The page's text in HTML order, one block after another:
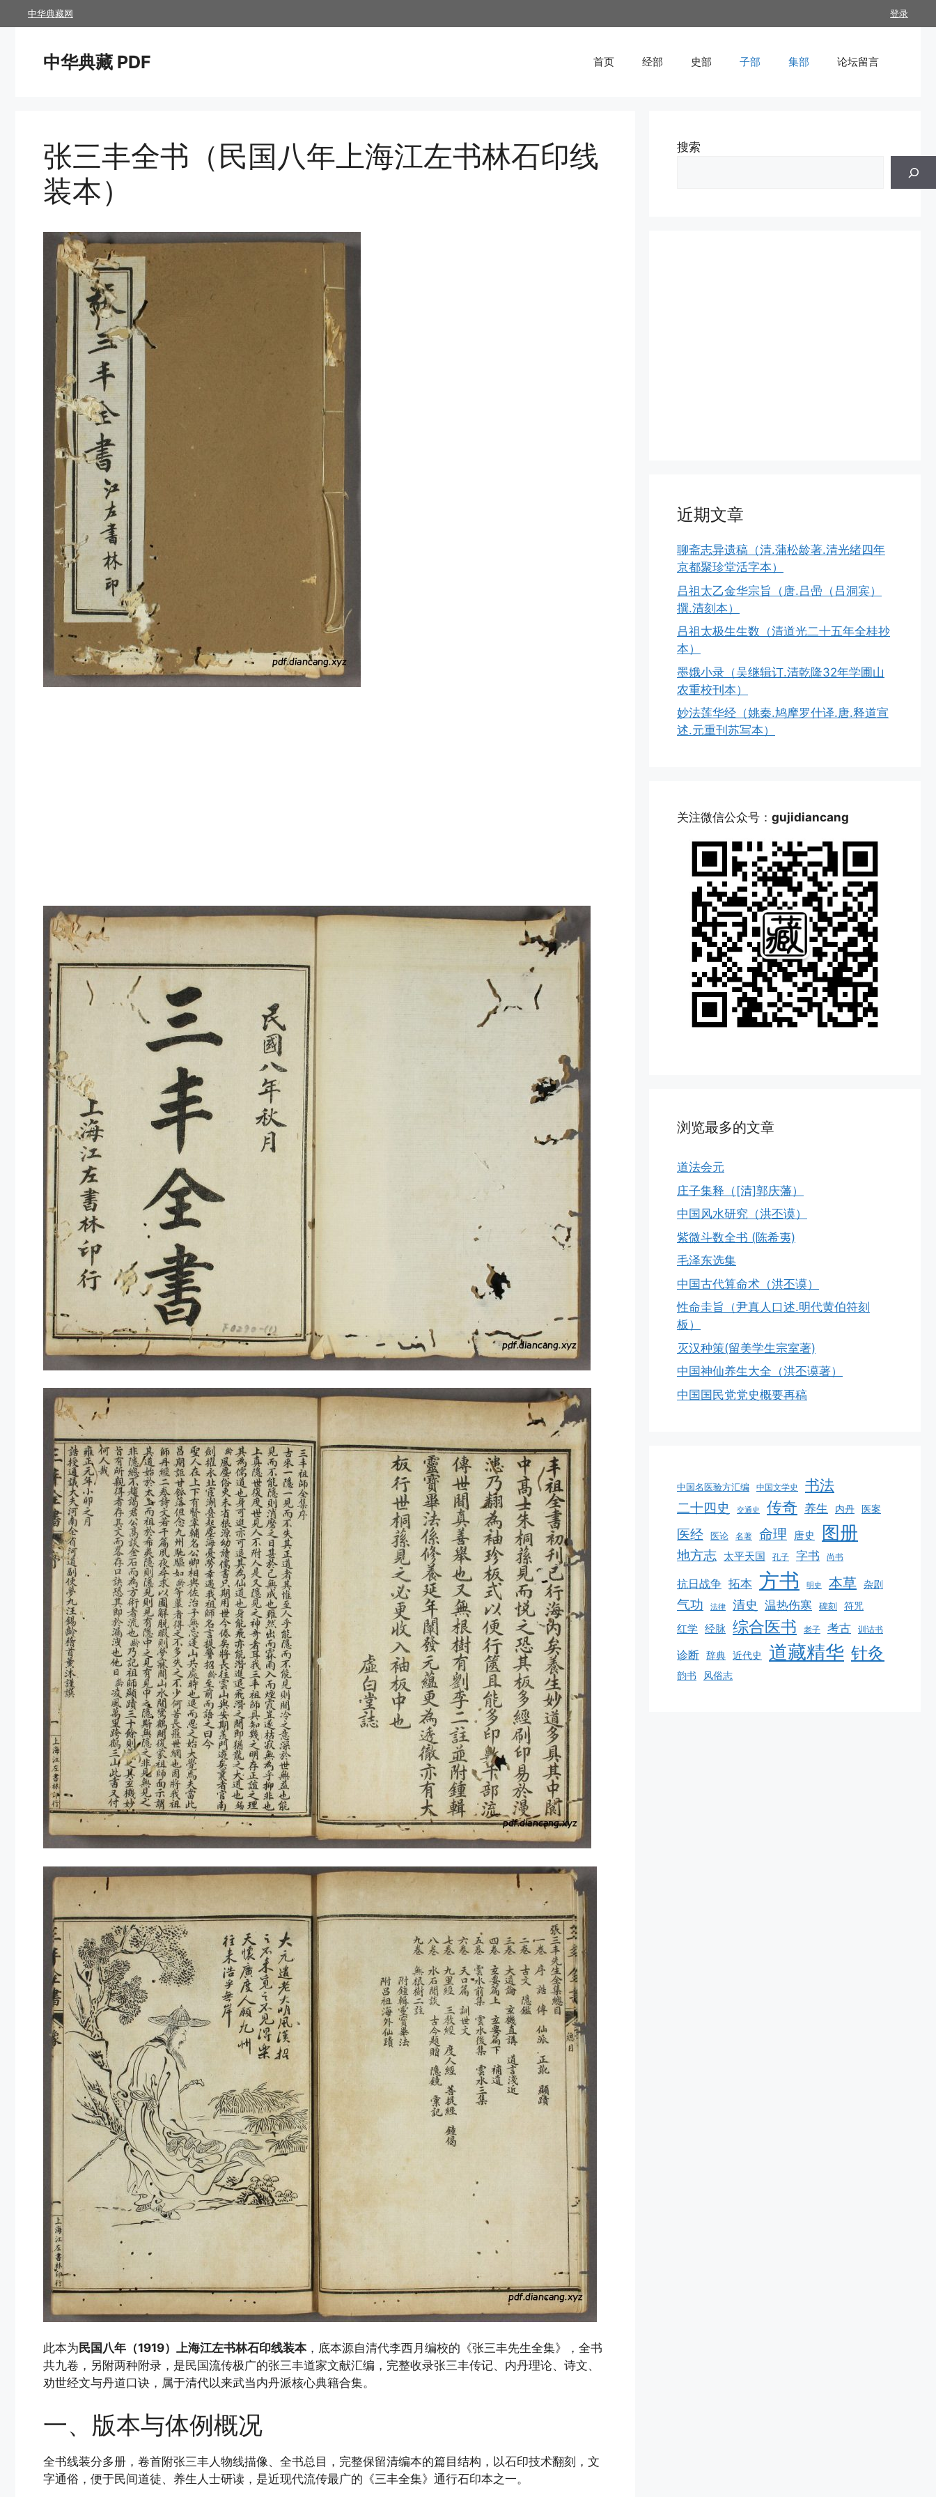
至
登录
中华典藏网
中华典藏 PDF 首页 经部 史部 子部 集部 论坛留言
张三丰全书（民国八年上海江左书林石印线
装本）
此本为民国八年（1919）上海江左书林石印线装本，底本源自清代李西月编校的《张三丰先生全集》，全书
共九卷，另附两种附录，是民国流传极广的张三丰道家文献汇编，完整收录张三丰传记、内丹理论、诗文、
劝世经文与丹道口诀，属于清代以来武当内丹派核心典籍合集。
一、版本与体例概况
全书线装分多册，卷首附张三丰人物线描像、全书总目，完整保留清编本的篇目结构，以石印技术翻刻，文
字通俗，便于民间道徒、养生人士研读，是近现代流传最广的《三丰全集》通行石印本之一。
搜索
近期文章
聊斋志异遗稿（清.蒲松龄著.清光绪四年
京都聚珍堂活字本）
吕祖太乙金华宗旨（唐.吕喦（吕洞宾）
撰.清刻本）
吕祖太极生生数（清道光二十五年全桂抄
本）
墨娥小录（吴继辑订.清乾隆32年学圃山
农重校刊本）
妙法莲华经（姚秦.鸠摩罗什译.唐.释道宣
述.元重刊苏写本）
关注微信公众号： gujidiancang
浏览最多的文章
道法会元
庄子集释（[清]郭庆藩）
中国风水研究（洪丕谟）
紫微斗数全书 (陈希夷)
毛泽东选集
中国古代算命术（洪丕谟）
性命圭旨（尹真人口述.明代黄伯符刻
板）
灭汉种策(留美学生宗室著)
中国神仙养生大全（洪丕谟著）
中国国民党党史概要再稿
中国名医验方汇编 中国文学史 书法
二十四史 交通史 传奇 养生 内丹 医案
医经 医论 名著 命理 唐史 图册
地方志 太平天国 孔子 字书 尚书
抗日战争 拓本 方书 明史 本草 杂剧
气功 法律 清史 温热伤寒 碑刻 符咒
红学 经脉 综合医书 老子 考古 训诂书
诊断 辞典 近代史 道藏精华 针灸
韵书 风俗志